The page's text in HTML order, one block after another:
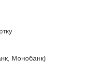
Монобанк)